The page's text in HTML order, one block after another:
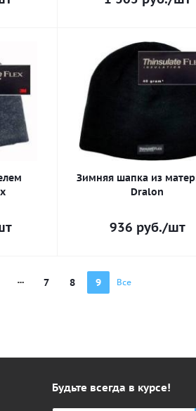
Зимняя шапка из
Dralon
936 руб./шт
7 8 9 Все
Будьте всегда в курсе!